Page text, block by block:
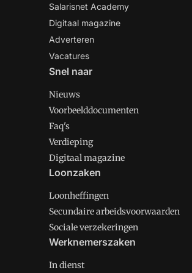
Salarisnet Academy
Digitaal magazine
Adverteren
Vacatures
Snel naar
Nieuws
Voorbeelddocumenten
Faq's
Verdieping
Digitaal magazine
Loonzaken
Loonheffingen
Secundaire arbeidsvoorwaarden
Sociale verzekeringen
Werknemerszaken
In dienst